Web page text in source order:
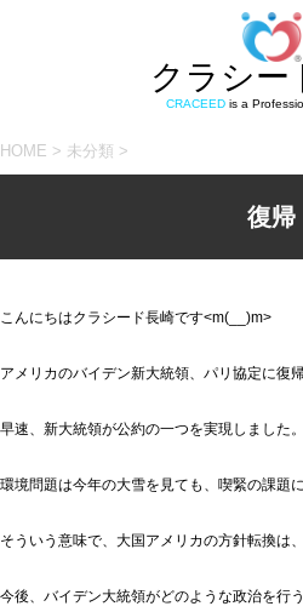
クラシー
CRACEEDis a
HOME > 未分類 >
復帰
こんにちはクラシード長崎です<m(__)m>
アメリカのバイデン新大統領、パリ協定に復帰
早速、新大統領が公約の一つを実現しました。
環境問題は今年の大雪を見ても、喫緊の課題
そういう意味で、大国アメリカの方針転換は
今後、バイデン大統領がどのような政治を行